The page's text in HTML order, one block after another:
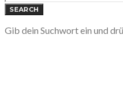
SEARCH
Gib dein Suchwort ein und